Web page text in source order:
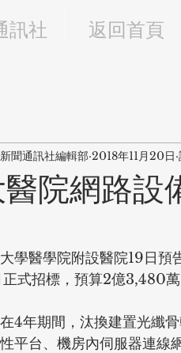
訊社 返回首頁
院網路設
聞通訊社編輯部 2018年11月20日
學醫學院附設醫院19日預
式招標，預算2億3,480萬
4年期間，汰換建置光纖
平台、機房內伺服器連線